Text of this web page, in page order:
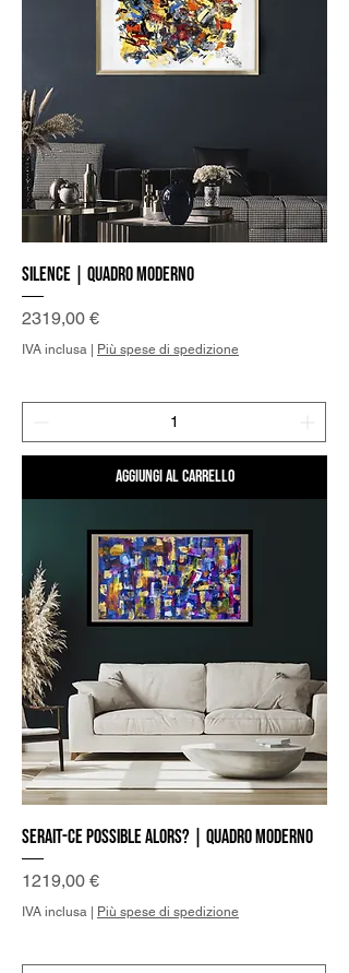
Silence | Quadro Moderno
Prezzo
2319,00 €
IVA inclusa | Più spese di spedizione
Aggiungi al carrello
Serait-ce possible alors? | Quadro Moderno
Prezzo
1219,00 €
IVA inclusa | Più spese di spedizione